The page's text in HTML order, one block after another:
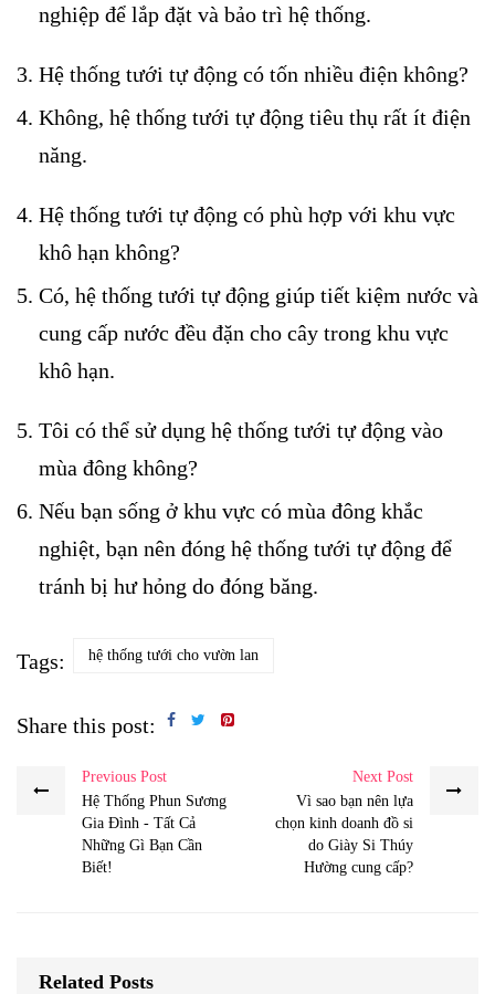
nghiệp để lắp đặt và bảo trì hệ thống.
Hệ thống tưới tự động có tốn nhiều điện không?
Không, hệ thống tưới tự động tiêu thụ rất ít điện
năng.
Hệ thống tưới tự động có phù hợp với khu vực
khô hạn không?
Có, hệ thống tưới tự động giúp tiết kiệm nước và
cung cấp nước đều đặn cho cây trong khu vực
khô hạn.
Tôi có thể sử dụng hệ thống tưới tự động vào
mùa đông không?
Nếu bạn sống ở khu vực có mùa đông khắc
nghiệt, bạn nên đóng hệ thống tưới tự động để
tránh bị hư hỏng do đóng băng.
Tags: hệ thống tưới cho vườn lan
Share this post:
Previous Post
Hệ Thống Phun Sương
Gia Đình - Tất Cả
Những Gì Bạn Cần
Biết!
Next Post
Vì sao bạn nên lựa
chọn kinh doanh đồ si
do Giày Si Thúy
Hường cung cấp?
Related Posts